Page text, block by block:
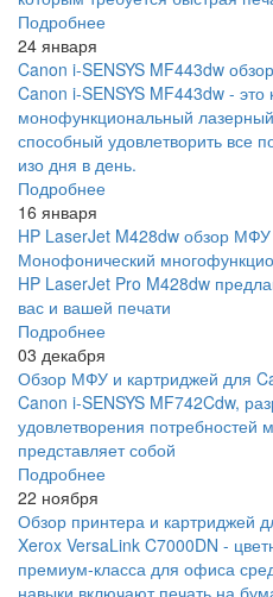
Подробнее
24 января
Canon i-SENSYS MF443dw
Canon i-SENSYS MF443dw - это
монофункциональный
способный удовлетворить все
изо дня в день.
Подробнее
16 января
HP LaserJet M428dw обзор
Монофонический
HP LaserJet Pro M428dw
вас и вашей печати
Подробнее
03 декабря
Обзор МФУ и картриджей для
Canon i-SENSYS MF742Cdw,
удовлетворения потребностей
представляет собой
Подробнее
22 ноября
Обзор принтера и картриджей
Xerox VersaLink C7000DN -
премиум-класса для офиса